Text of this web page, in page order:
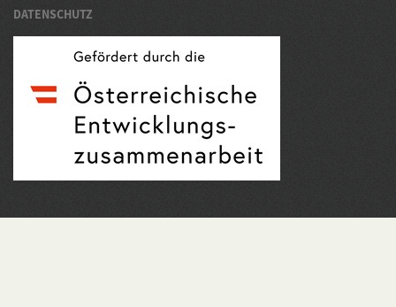
DATENSCHUTZ